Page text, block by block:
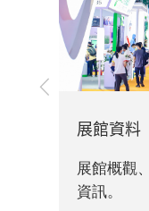
上
展館資料
展館概觀
資訊。